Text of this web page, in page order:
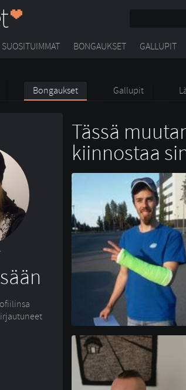
SUOSITUIMMAT BONGAUKSET GALLUPIT
Bongaukset Gallupit
Tässä
kiinnostaa